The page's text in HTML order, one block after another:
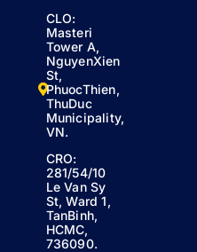
CLO:
Masteri
Tower A,
NguyenXien
St,
PhuocThien,
ThuDuc
Municipality,
VN.
CRO:
281/54/10
Le Van Sy
St, Ward 1,
TanBinh,
HCMC,
736090.